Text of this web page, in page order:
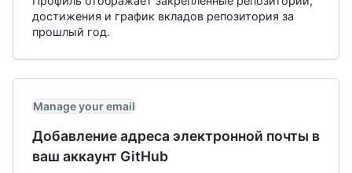
достижения и график вкладов репозитория за
прошлый год.
Manage your email
Добавление адреса электронной почты в
ваш аккаунт GitHub